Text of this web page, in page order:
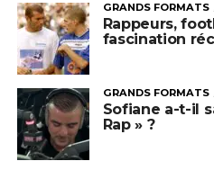
GRANDS FORMATS
Rappeurs,
fascination
GRANDS FORMATS
Sofiane a-t-il
Rap » ?